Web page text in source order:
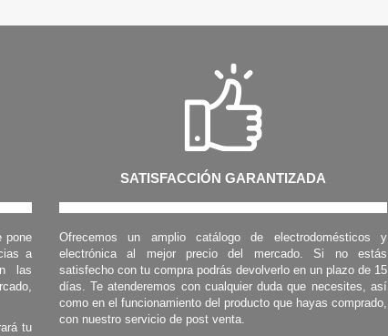
pone
a
las
tu
SATISFACCIÓN GARANTIZADA
Ofrecemos un amplio catálogo de electrodomésticos y
electrónica al mejor precio del mercado. Si no estás
satisfecho con tu compra podrás devolverlo en un plazo de 15
días. Te atenderemos con cualquier duda que necesites, así
como en el funcionamiento del producto que hayas comprado,
con nuestro servicio de post venta.